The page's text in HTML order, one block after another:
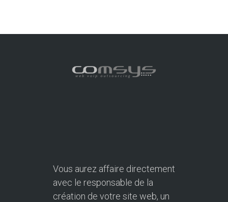
Vous aurez affaire directement
avec le responsable de la
création de votre site web, un